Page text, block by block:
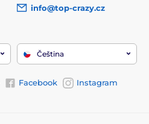
info@top-crazy.cz
Čeština
Facebook
Instagram